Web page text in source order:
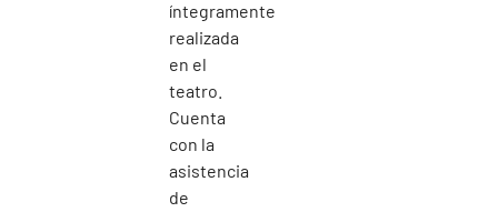
íntegramente
realizada
en el
teatro.
Cuenta
con la
asistencia
de